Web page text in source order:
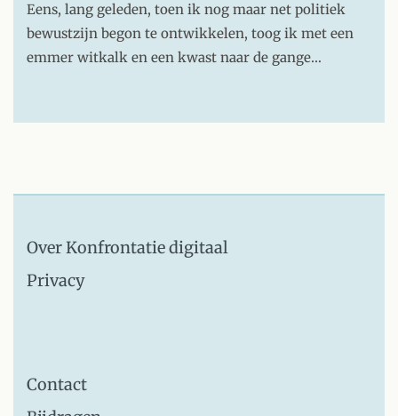
Eens, lang geleden, toen ik nog maar net politiek
bewustzijn begon te ontwikkelen, toog ik met een
emmer witkalk en een kwast naar de gange…
Over Konfrontatie digitaal
Privacy
Contact